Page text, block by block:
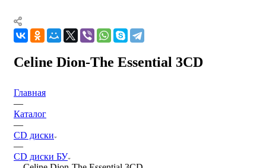
Celine Dion-The Essential 3CD
Главная
—
Каталог
—
CD диски
—
CD диски БУ